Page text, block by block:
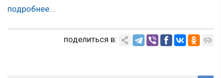
подробнее...
поделиться в: